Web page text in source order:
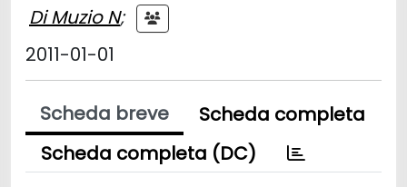
Di Muzio N;
2011-01-01
Scheda breve
Scheda completa
Scheda completa (DC)